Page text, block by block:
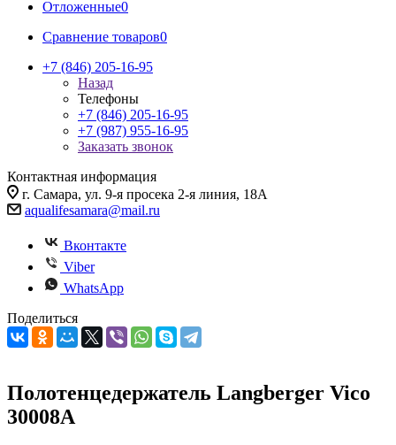
Отложенные0
Сравнение товаров0
+7 (846) 205-16-95
Назад
Телефоны
+7 (846) 205-16-95
+7 (987) 955-16-95
Заказать звонок
Контактная информация
г. Самара, ул. 9-я просека 2-я линия, 18А
aqualifesamara@mail.ru
Вконтакте
Viber
WhatsApp
Поделиться
Полотенцедержатель Langberger Vico
30008A